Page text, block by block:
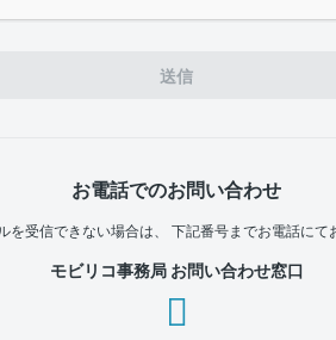
送信
お電話でのお問い合わせ
受信できない場合は、 下記番号までお電話にて
モビリコ事務局 お問い合わせ窓口